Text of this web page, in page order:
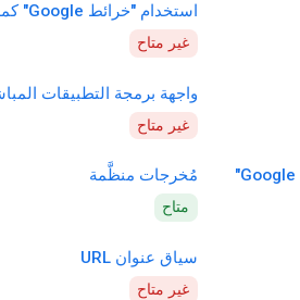
استخدام "خرائط Google" كمصدر
غير متاح
واجهة برمجة التطبيقات
غير متاح
مُخرجات منظَّمة
متاح
سياق عنوان URL
غير متاح